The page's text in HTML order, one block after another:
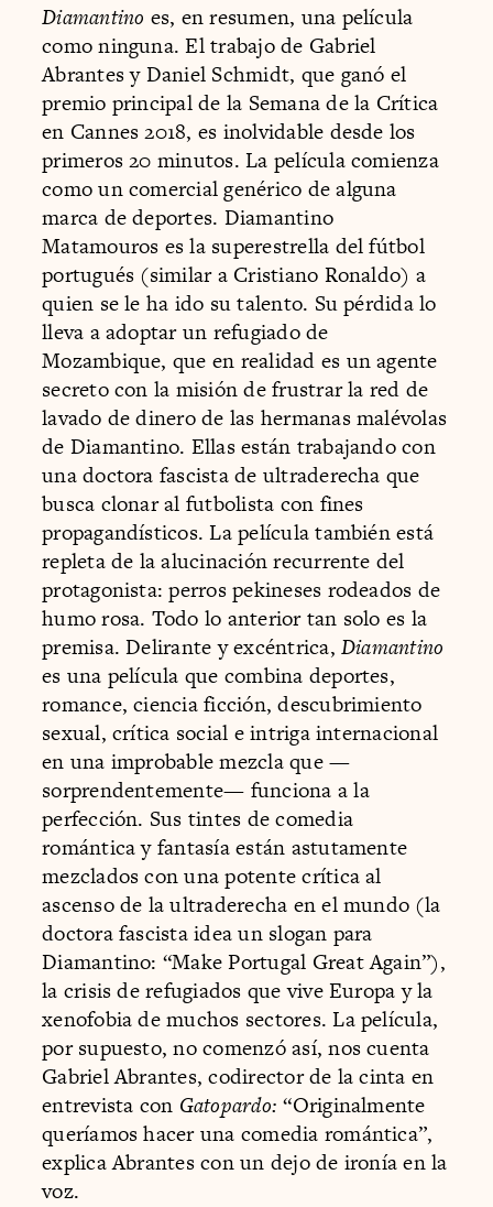
Diamantino es, en resumen, una película
como ninguna. El trabajo de Gabriel
Abrantes y Daniel Schmidt, que ganó el
premio principal de la Semana de la Crítica
en Cannes 2018, es inolvidable desde los
primeros 20 minutos. La película comienza
como un comercial genérico de alguna
marca de deportes. Diamantino
Matamouros es la superestrella del fútbol
portugués (similar a Cristiano Ronaldo) a
quien se le ha ido su talento. Su pérdida lo
lleva a adoptar un refugiado de
Mozambique, que en realidad es un agente
secreto con la misión de frustrar la red de
lavado de dinero de las hermanas malévolas
de Diamantino. Ellas están trabajando con
una doctora fascista de ultraderecha que
busca clonar al futbolista con fines
propagandísticos. La película también está
repleta de la alucinación recurrente del
protagonista: perros pekineses rodeados de
humo rosa. Todo lo anterior tan solo es la
premisa. Delirante y excéntrica,Diamantino
es una película que combina deportes,
romance, ciencia ficción, descubrimiento
sexual, crítica social e intriga internacional
en una improbable mezcla que —
sorprendentemente— funciona a la
perfección. Sus tintes de comedia
romántica y fantasía están astutamente
mezclados con una potente crítica al
ascenso de la ultraderecha en el mundo (la
doctora fascista idea un slogan para
Diamantino: “Make Portugal Great Again”),
la crisis de refugiados que vive Europa y la
xenofobia de muchos sectores. La película,
por supuesto, no comenzó así, nos cuenta
Gabriel Abrantes, codirector de la cinta en
entrevista con Gatopardo:“Originalmente
queríamos hacer una comedia romántica”,
explica Abrantes con un dejo de ironía en la
voz.